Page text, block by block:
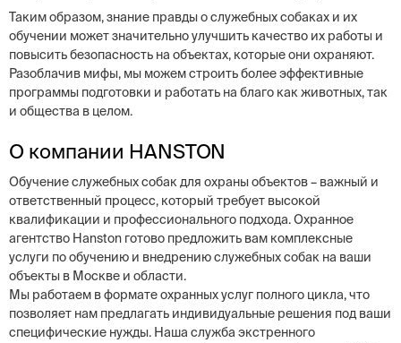
Таким образом, знание правды о служебных собаках и их
обучении может значительно улучшить качество их работы и
повысить безопасность на объектах, которые они охраняют.
Разоблачив мифы, мы можем строить более эффективные
программы подготовки и работать на благо как животных, так
и общества в целом.
О компании HANSTON
Обучение служебных собак для охраны объектов – важный и
ответственный процесс, который требует высокой
квалификации и профессионального подхода. Охранное
агентство Hanston готово предложить вам комплексные
услуги по обучению и внедрению служебных собак на ваши
объекты в Москве и области.
Мы работаем в формате охранных услуг полного цикла, что
позволяет нам предлагать индивидуальные решения под ваши
специфические нужды. Наша служба экстренного